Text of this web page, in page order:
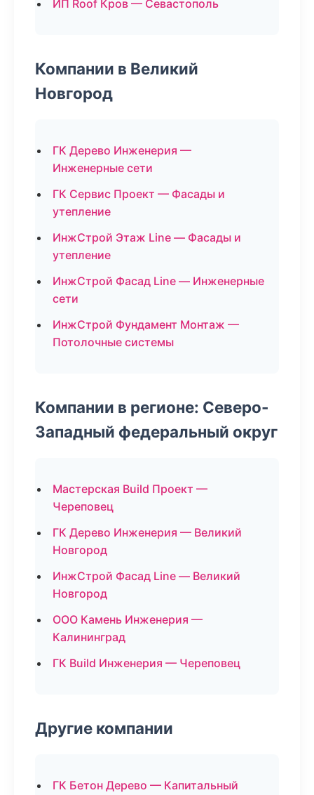
ИП Roof Кров — Севастополь
Компании в Великий
Новгород
ГК Дерево Инженерия —
Инженерные сети
ГК Сервис Проект — Фасады и
утепление
ИнжСтрой Этаж Line — Фасады и
утепление
ИнжСтрой Фасад Line — Инженерные
сети
ИнжСтрой Фундамент Монтаж —
Потолочные системы
Компании в регионе: Северо-
Западный федеральный округ
Мастерская Build Проект —
Череповец
ГК Дерево Инженерия — Великий
Новгород
ИнжСтрой Фасад Line — Великий
Новгород
ООО Камень Инженерия —
Калининград
ГК Build Инженерия — Череповец
Другие компании
ГК Бетон Дерево — Капитальный